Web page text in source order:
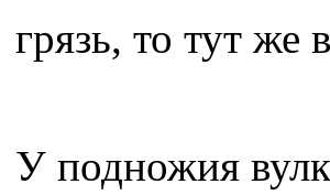
грязь, то тут же
У подножия